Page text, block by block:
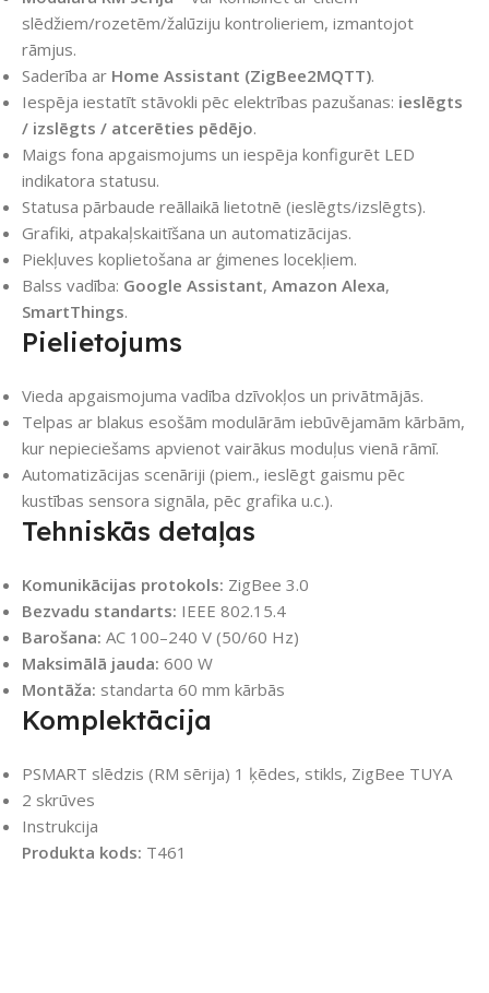
slēdžiem/rozetēm/žalūziju kontrolieriem, izmantojot
rāmjus.
Saderība ar Home Assistant (ZigBee2MQTT).
Iespēja iestatīt stāvokli pēc elektrības pazušanas: ieslēgts
/ izslēgts / atcerēties pēdējo.
Maigs fona apgaismojums un iespēja konfigurēt LED
indikatora statusu.
Statusa pārbaude reāllaikā lietotnē (ieslēgts/izslēgts).
Grafiki, atpakaļskaitīšana un automatizācijas.
Piekļuves koplietošana ar ģimenes locekļiem.
Balss vadība: Google Assistant, Amazon Alexa,
SmartThings.
Pielietojums
Vieda apgaismojuma vadība dzīvokļos un privātmājās.
Telpas ar blakus esošām modulārām iebūvējamām kārbām,
kur nepieciešams apvienot vairākus moduļus vienā rāmī.
Automatizācijas scenāriji (piem., ieslēgt gaismu pēc
kustības sensora signāla, pēc grafika u.c.).
Tehniskās detaļas
Komunikācijas protokols: ZigBee 3.0
Bezvadu standarts: IEEE 802.15.4
Barošana: AC 100–240 V (50/60 Hz)
Maksimālā jauda: 600 W
Montāža: standarta 60 mm kārbās
Komplektācija
PSMART slēdzis (RM sērija) 1 ķēdes, stikls, ZigBee TUYA
2 skrūves
Instrukcija
Produkta kods: T461